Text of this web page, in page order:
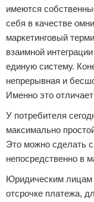
имеются
себя в качестве
маркетинговый
взаимной
единую систему.
непрерывная и
Именно это
У потребителя
максимально
Это можно сделать
непосредственно в
Юридическим лицам
отсрочке платежа,